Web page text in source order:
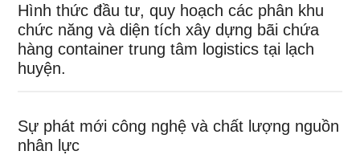
Hình thức đầu tư, quy hoạch các phân khu
chức năng và diện tích xây dựng bãi chứa
hàng container trung tâm logistics tại lạch
huyện.
Sự phát mới công nghệ và chất lượng nguồn
nhân lực